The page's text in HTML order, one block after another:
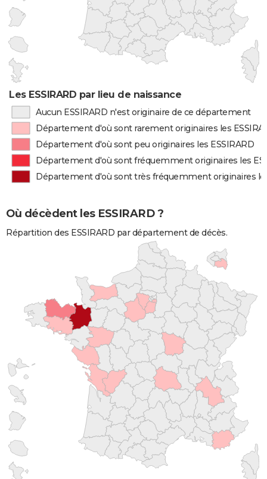
Les ESSIRARD par lieu de naissance
Aucun ESSIRARD n'est originaire de ce département
Département d'où sont rarement originaires les
Département d'où sont peu originaires les ESSIRARD
Département d'où sont fréquemment originaires les
Département d'où sont très fréquemment originaires
Où décèdent les ESSIRARD ?
Répartition des ESSIRARD par département de décès.